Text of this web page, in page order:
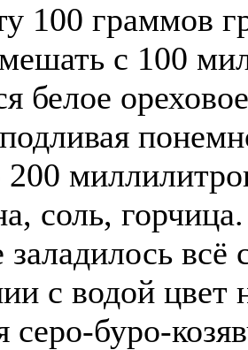
100 граммов
с 100
белое
соль, горчица.
всё
с водой цвет
серо-буро-